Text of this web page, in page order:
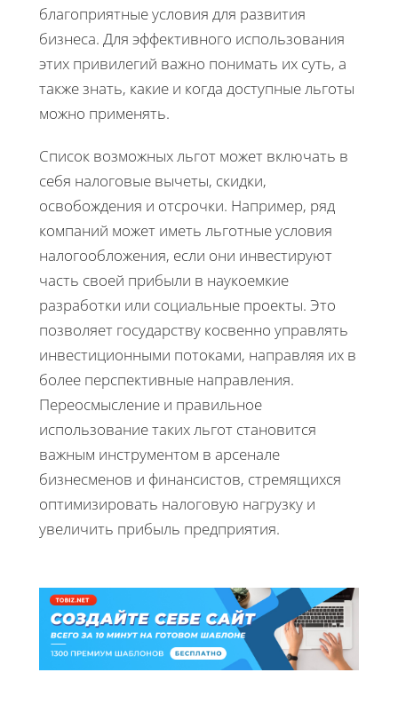
благоприятные условия для развития
бизнеса. Для эффективного использования
этих привилегий важно понимать их суть, а
также знать, какие и когда доступные льготы
можно применять.
Список возможных льгот может включать в
себя налоговые вычеты, скидки,
освобождения и отсрочки. Например, ряд
компаний может иметь льготные условия
налогообложения, если они инвестируют
часть своей прибыли в наукоемкие
разработки или социальные проекты. Это
позволяет государству косвенно управлять
инвестиционными потоками, направляя их в
более перспективные направления.
Переосмысление и правильное
использование таких льгот становится
важным инструментом в арсенале
бизнесменов и финансистов, стремящихся
оптимизировать налоговую нагрузку и
увеличить прибыль предприятия.